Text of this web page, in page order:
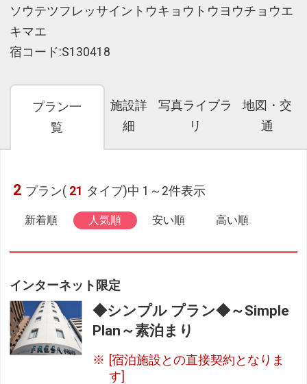
ソウテツフレッサイントウキョウトウヨウチョウエ
キマエ
宿コード:S130418
プラン一
覧
施設詳
細
写真ライブラ
リ
地図・交
通
2 プラン( 21 タイプ)中 1～2件表示
新着順 人気順 安い順 高い順
インターネット限定
◆シンプル プラン◆～Simple
Plan～素泊まり
[宿泊施設との直接契約となりま
す]